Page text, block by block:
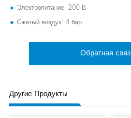
Электропитание: 200 В
Сжатый воздух: 4 бар
Обратная
Другие Продукты